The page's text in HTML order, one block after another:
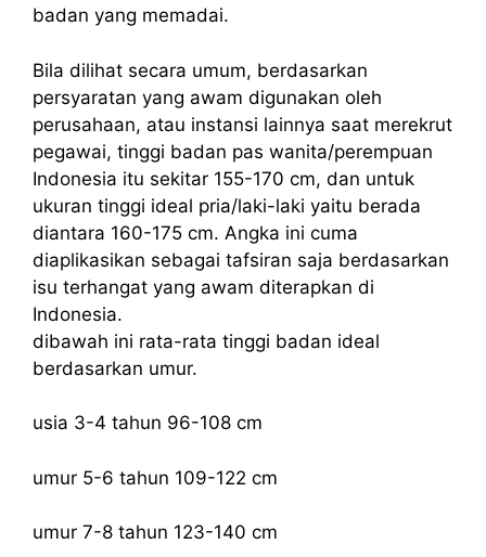
badan yang memadai.
Bila dilihat secara umum, berdasarkan
persyaratan yang awam digunakan oleh
perusahaan, atau instansi lainnya saat merekrut
pegawai, tinggi badan pas wanita/perempuan
Indonesia itu sekitar 155-170 cm, dan untuk
ukuran tinggi ideal pria/laki-laki yaitu berada
diantara 160-175 cm. Angka ini cuma
diaplikasikan sebagai tafsiran saja berdasarkan
isu terhangat yang awam diterapkan di
Indonesia.
dibawah ini rata-rata tinggi badan ideal
berdasarkan umur.
usia 3-4 tahun 96-108 cm
umur 5-6 tahun 109-122 cm
umur 7-8 tahun 123-140 cm